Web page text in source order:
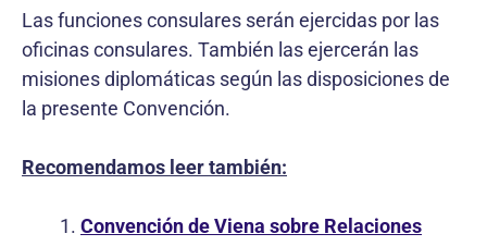
Las funciones consulares serán ejercidas por las
oficinas consulares. También las ejercerán las
misiones diplomáticas según las disposiciones de
la presente Convención.
Recomendamos leer también:
Convención de Viena sobre Relaciones